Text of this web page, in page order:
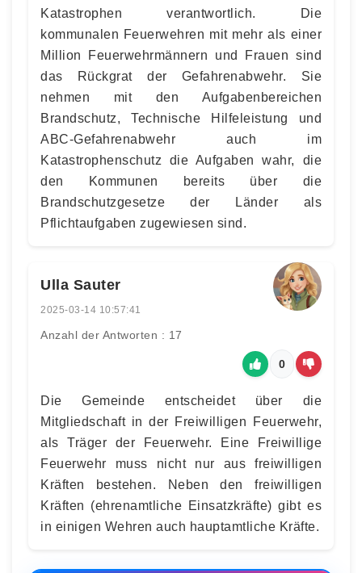
Katastrophen verantwortlich. Die
kommunalen Feuerwehren mit mehr als einer
Million Feuerwehrmännern und Frauen sind
das Rückgrat der Gefahrenabwehr. Sie
nehmen mit den Aufgabenbereichen
Brandschutz, Technische Hilfeleistung und
ABC-Gefahrenabwehr auch im
Katastrophenschutz die Aufgaben wahr, die
den Kommunen bereits über die
Brandschutzgesetze der Länder als
Pflichtaufgaben zugewiesen sind.
Ulla Sauter
2025-03-14 10:57:41
Anzahl der Antworten : 17
0
Die Gemeinde entscheidet über die
Mitgliedschaft in der Freiwilligen Feuerwehr,
als Träger der Feuerwehr. Eine Freiwillige
Feuerwehr muss nicht nur aus freiwilligen
Kräften bestehen. Neben den freiwilligen
Kräften (ehrenamtliche Einsatzkräfte) gibt es
in einigen Wehren auch hauptamtliche Kräfte.